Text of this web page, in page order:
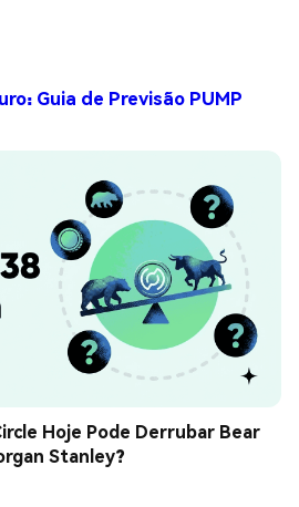
Guia de Previsão PUMP
Hoje Pode Derrubar Bear
Stanley?